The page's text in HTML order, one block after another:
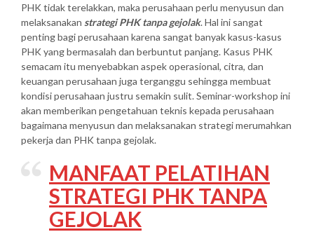
PHK tidak terelakkan, maka perusahaan perlu menyusun dan
melaksanakan strategi PHK tanpa gejolak. Hal ini sangat
penting bagi perusahaan karena sangat banyak kasus-kasus
PHK yang bermasalah dan berbuntut panjang. Kasus PHK
semacam itu menyebabkan aspek operasional, citra, dan
keuangan perusahaan juga terganggu sehingga membuat
kondisi perusahaan justru semakin sulit. Seminar-workshop ini
akan memberikan pengetahuan teknis kepada perusahaan
bagaimana menyusun dan melaksanakan strategi merumahkan
pekerja dan PHK tanpa gejolak.
MANFAAT PELATIHAN
STRATEGI PHK TANPA
GEJOLAK